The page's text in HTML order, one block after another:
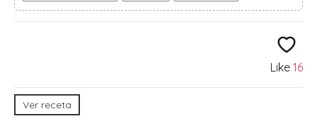
Like 16
Ver receta